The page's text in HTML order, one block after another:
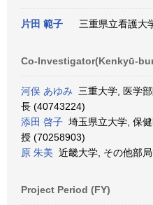
片田 範子 三重県立看護大
Co-Investigator(Kenkyū-
河俣 あゆみ 三重大学, 医学
長 (40743224)
添田 啓子 埼玉県立大学, 保
授 (70258903)
原 朱美 近畿大学, その他部
Project Period (FY)